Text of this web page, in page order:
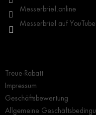
Messerbrief.online
Messerbrief auf YouTube
Treue-Rabatt
Impressum
Geschäftsbewertung
Allgemeine